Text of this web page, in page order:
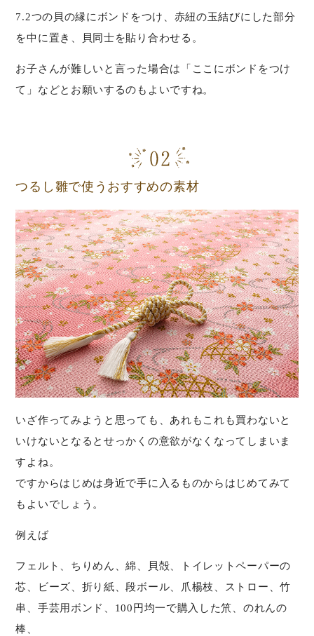
7.2つの貝の縁にボンドをつけ、赤紐の玉結びにした部分
を中に置き、貝同士を貼り合わせる。
お子さんが難しいと言った場合は「ここにボンドをつけ
て」などとお願いするのもよいですね。
つるし雛で使うおすすめの素材
いざ作ってみようと思っても、あれもこれも買わないと
いけないとなるとせっかくの意欲がなくなってしまいま
すよね。
ですからはじめは身近で手に入るものからはじめてみて
もよいでしょう。
例えば
フェルト、ちりめん、綿、貝殻、トイレットペーパーの
芯、ビーズ、折り紙、段ボール、爪楊枝、ストロー、竹
串、手芸用ボンド、100円均一で購入した笊、のれんの
棒、